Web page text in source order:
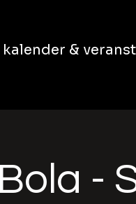
kalender &
-